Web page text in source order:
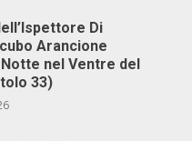
Di
Arancione
nel Ventre del
33)